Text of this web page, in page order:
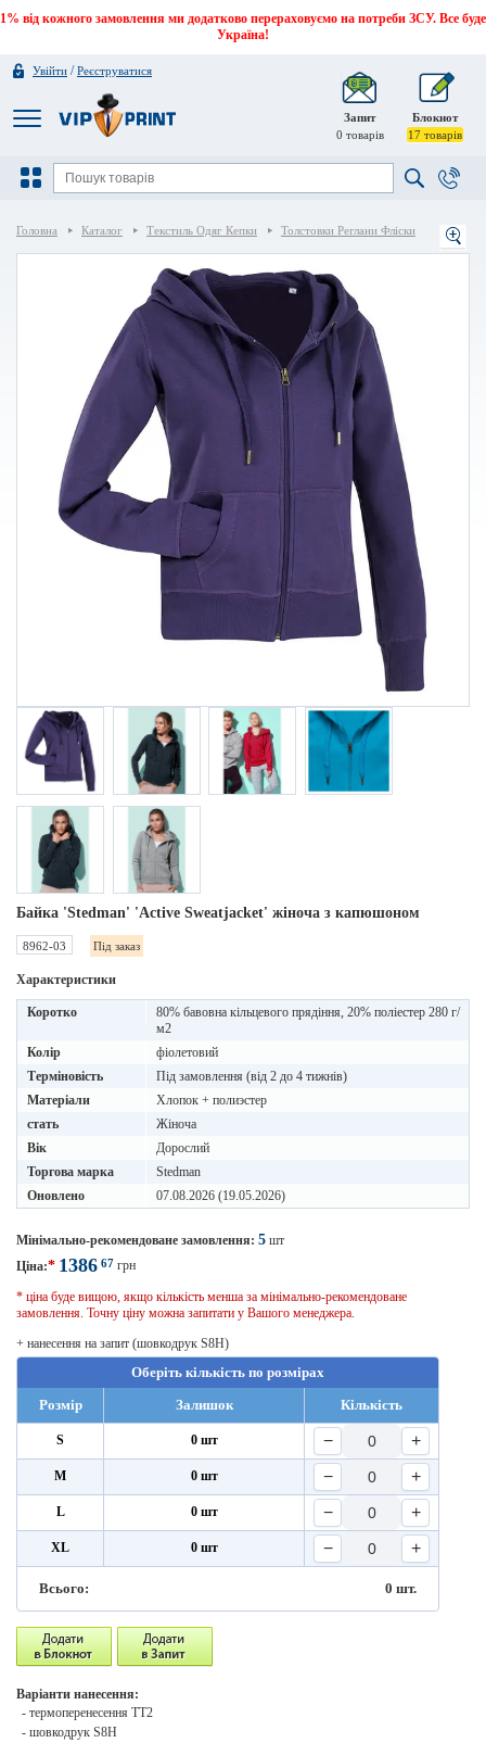
1% від кожного замовлення ми додатково перераховуємо на потреби ЗСУ. Все буде
Україна!
Увійти /Реєструватися
Запит
0 товарів
Блокнот
17 товарів
Головна Каталог Текстиль Одяг Кепки Толстовки Реглани Фліски
Байка 'Stedman' 'Active Sweatjacket' жіноча з капюшоном
8962-03 Під заказ
Характеристики
Коротко
80% бавовна кільцевого прядіння, 20% поліестер 280 г/
м2
Колір
фіолетовий
Терміновість
Під замовлення (від 2 до 4 тижнів)
Матеріали
Хлопок + полиэстер
стать
Жіноча
Вік
Дорослий
Торгова марка
Stedman
Оновлено
07.08.2026 (19.05.2026)
Мінімально-рекомендоване замовлення: 5 шт
Ціна:* 1386 67 грн
* ціна буде вищою, якщо кількість менша за мінімально-рекомендоване
замовлення. Точну ціну можна запитати у Вашого менеджера.
+ нанесення на запит (шовкодрук S8H)
Оберіть кількість по розмірах
Розмір
Залишок Кількість
S 0 шт − +
M 0 шт − +
L 0 шт − +
XL 0 шт − +
Всього: 0 шт.
Варіанти нанесення:
- термоперенесення ТТ2
- шовкодрук S8H